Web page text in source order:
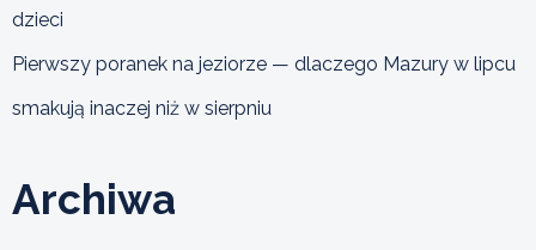
dzieci
Pierwszy poranek na jeziorze — dlaczego Mazury w lipcu
smakują inaczej niż w sierpniu
Archiwa